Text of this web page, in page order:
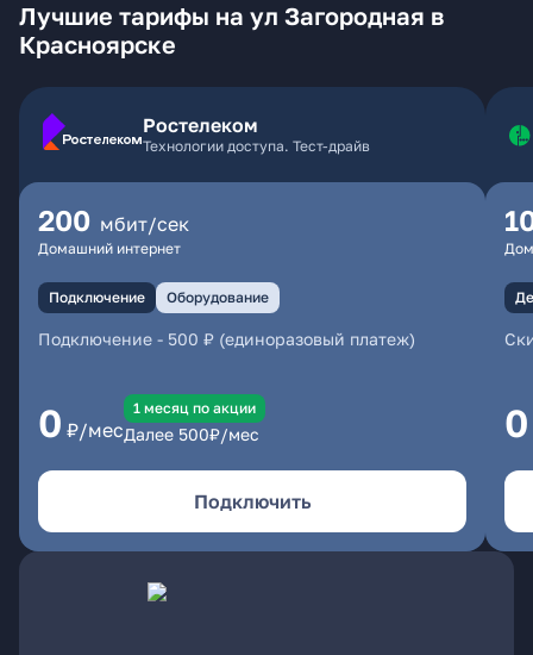
Лучшие тарифы на ул Загородная в
Красноярске
Ростелеком
Технологии доступа. Тест-драйв
200 мбит/сек
Домашний интернет
Подключение Оборудование
Подключение - 500 ₽ (единоразовый платеж)
0 ₽/мес
1 месяц по акции
Далее 500₽/мес
Подключить
0